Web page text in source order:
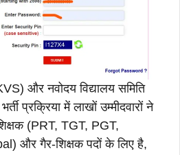
और नवोदय विद्यालय समिति
प्रक्रिया में लाखों उम्मीदवारों ने
(PRT, TGT, PGT,
और गैर-शिक्षक पदों के लिए है,